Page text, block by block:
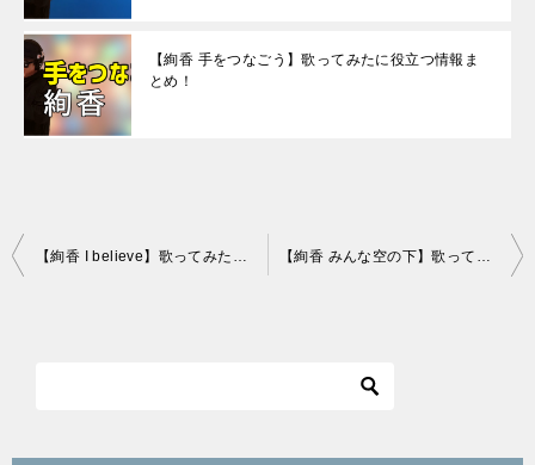
【絢香 手をつなごう】歌ってみたに役立つ情報ま
とめ！
投
【絢香 I believe】歌ってみたに役立つ情報まとめ！ 【絢香 みんな空の下】歌ってみたに役立つ情報まとめ！